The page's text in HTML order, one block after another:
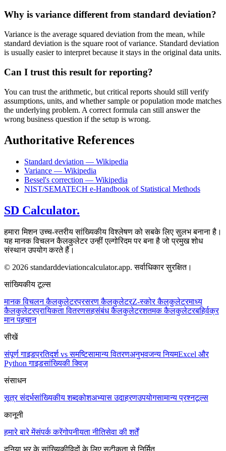
Why is variance different from standard deviation?
Variance is the average squared deviation from the mean, while
standard deviation is the square root of variance. Standard deviation
is usually easier to interpret because it stays in the original data units.
Can I trust this result for reporting?
You can trust the arithmetic, but critical reports should still verify
assumptions, units, and whether sample or population mode matches
the underlying problem. A correct formula can still answer the
wrong business question if the setup is wrong.
Authoritative References
Standard deviation — Wikipedia
Variance — Wikipedia
Bessel's correction — Wikipedia
NIST/SEMATECH e-Handbook of Statistical Methods
SD Calculator.
हमारा मिशन उच्च-स्तरीय सांख्यिकीय विश्लेषण को सबके लिए सुलभ बनाना है।
यह मानक विचलन कैलकुलेटर उन्हीं एल्गोरिदम पर बना है जो प्रमुख शोध
संस्थान उपयोग करते हैं।
© 2026 standarddeviationcalculator.app. सर्वाधिकार सुरक्षित।
सांख्यिकीय टूल्स
मानक विचलन कैलकुलेटरप्रसरण कैलकुलेटरZ-स्कोर कैलकुलेटरमाध्य
कैलकुलेटरप्रायिकता वितरणसहसंबंध कैलकुलेटरशतमक कैलकुलेटरबहिर्वक्र
मान पहचान
सीखें
संपूर्ण गाइडप्रतिदर्श vs समष्टिसामान्य वितरणअनुभवजन्य नियमExcel और
Python गाइडसांख्यिकी क्विज़
संसाधन
सूत्र संदर्भसांख्यिकीय शब्दकोशअभ्यास उदाहरणउपयोगसामान्य प्रश्नटूल्स
कानूनी
हमारे बारे मेंसंपर्क करेंगोपनीयता नीतिसेवा की शर्तें